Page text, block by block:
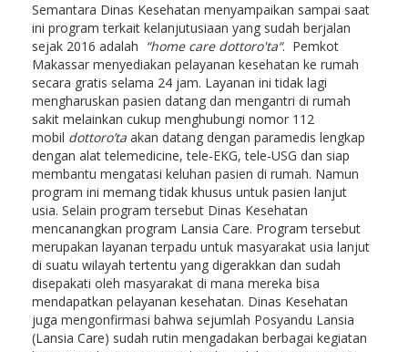
Semantara Dinas Kesehatan menyampaikan sampai saat
ini program terkait kelanjutusiaan yang sudah berjalan
sejak 2016 adalah “home care dottoro'ta“. Pemkot
Makassar menyediakan pelayanan kesehatan ke rumah
secara gratis selama 24 jam. Layanan ini tidak lagi
mengharuskan pasien datang dan mengantri di rumah
sakit melainkan cukup menghubungi nomor 112
mobil dottoro’ta akan datang dengan paramedis lengkap
dengan alat telemedicine, tele-EKG, tele-USG dan siap
membantu mengatasi keluhan pasien di rumah. Namun
program ini memang tidak khusus untuk pasien lanjut
usia. Selain program tersebut Dinas Kesehatan
mencanangkan program Lansia Care. Program tersebut
merupakan layanan terpadu untuk masyarakat usia lanjut
di suatu wilayah tertentu yang digerakkan dan sudah
disepakati oleh masyarakat di mana mereka bisa
mendapatkan pelayanan kesehatan. Dinas Kesehatan
juga mengonfirmasi bahwa sejumlah Posyandu Lansia
(Lansia Care) sudah rutin mengadakan berbagai kegiatan